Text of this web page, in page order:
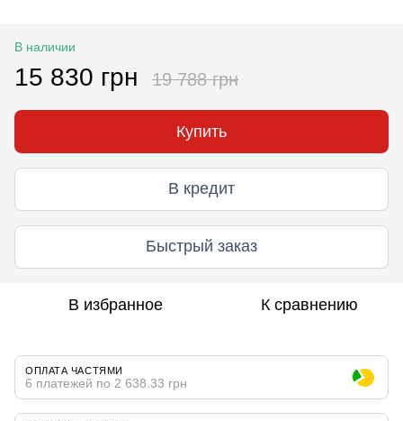
В наличии
15 830 грн 19 788 грн
Купить
В кредит
Быстрый заказ
В избранное К сравнению
ОПЛАТА ЧАСТЯМИ
6 платежей по 2 638.33 грн